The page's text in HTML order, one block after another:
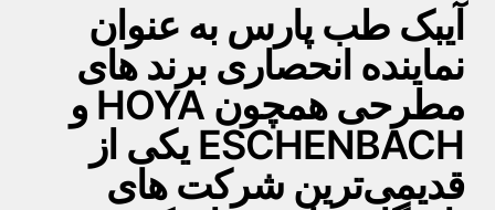
آیبک طب پارس به عنوان
نماینده انحصاری برند های
مطرحی همچون HOYA و
ESCHENBACH یکی از
قدیمی‌ترین شرکت های